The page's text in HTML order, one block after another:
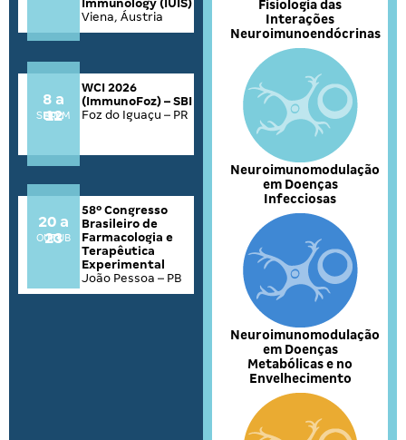
Immunology (IUIS)
Viena, Áustria
8 a
12
SETEMBRO
WCI 2026
(ImmunoFoz) – SBI
Foz do Iguaçu – PR
20 a
23
OUTUBRO
58º Congresso
Brasileiro de
Farmacologia e
Terapêutica
Experimental
João Pessoa – PB
Fisiologia das
Interações
Neuroimunoendócrinas
Neuroimunomodulação
em Doenças
Infecciosas
Neuroimunomodulação
em Doenças
Metabólicas e no
Envelhecimento